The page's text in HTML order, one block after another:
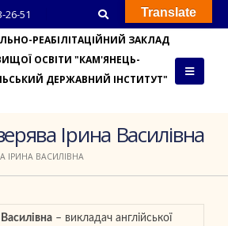
26-51
РЕАБІЛІТАЦІЙНИЙ ЗАКЛАД
ОСВІТИ "КАМ'ЯНЕЦЬ-
ДЕРЖАВНИЙ ІНСТИТУТ"
Ірина Василівна
ІРИНА ВАСИЛІВНА
Василівна – викладач англійської
Translate